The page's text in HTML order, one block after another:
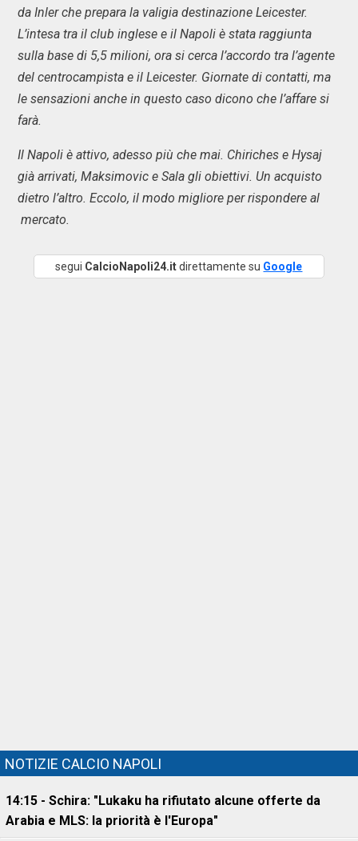
da Inler che prepara la valigia destinazione Leicester.
L’intesa tra il club inglese e il Napoli è stata raggiunta
sulla base di 5,5 milioni, ora si cerca l’accordo tra l’agente
del centrocampista e il Leicester. Giornate di contatti, ma
le sensazioni anche in questo caso dicono che l’affare si
farà.
Il Napoli è attivo, adesso più che mai. Chiriches e Hysaj
già arrivati, Maksimovic e Sala gli obiettivi. Un acquisto
dietro l’altro. Eccolo, il modo migliore per rispondere al
mercato.
segui CalcioNapoli24.itdirettamente su Google
NOTIZIE CALCIO NAPOLI
14:15 - Schira: "Lukaku ha rifiutato alcune offerte da
Arabia e MLS: la priorità è l'Europa"